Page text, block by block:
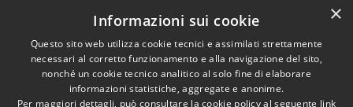
Dichiarazione di accessibilità
Copyright © 2026 • Comune di
×
Informazioni sui cookie
Questo sito web utilizza cookie tecnici e assimilati strettamente
necessari al corretto funzionamento e alla navigazione del sito,
nonché un cookie tecnico analitico al solo fine di elaborare
informazioni statistiche, aggregate e anonime.
Per maggiori dettagli, può consultare la cookie policy al seguente link